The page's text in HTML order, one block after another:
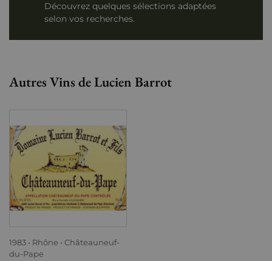
Découvrez quelques sélections adaptées
selon vos recherches.
Autres Vins de Lucien Barrot
1983 Rhône
Châteauneuf-
du-Pape